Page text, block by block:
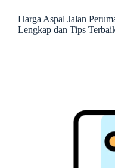
Harga Aspal Jalan
Lengkap dan Tips